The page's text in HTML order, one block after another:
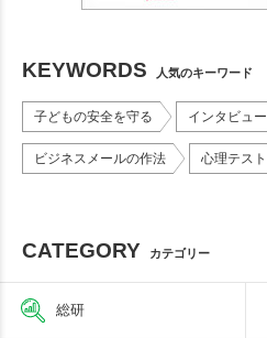
KEYWORDS 人気のキーワード
子どもの安全を守る インタビュー
ビジネスメールの作法 心理テスト
CATEGORY カテゴリー
総研